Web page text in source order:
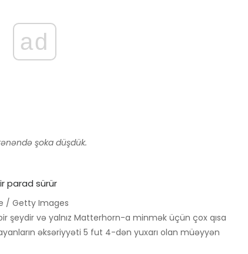
ad
şoka düşdük.
/ Getty Images
şeydir və yalnız Matterhorn-a minmək üçün çox qısa
əksəriyyəti 5 fut 4-dən yuxarı olan müəyyən